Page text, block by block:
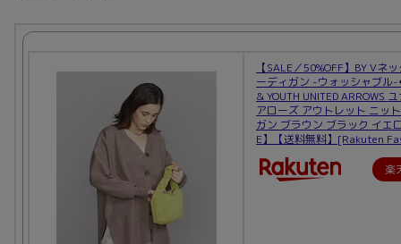
【SALE／50%OFF】BY Vネ
ーディガン -ウォッシャブル
& YOUTH UNITED ARROWS
アローズ アウトレット ニッ
ガン ブラウン ブラック イエ
E】【送料無料】[Rakuten
楽